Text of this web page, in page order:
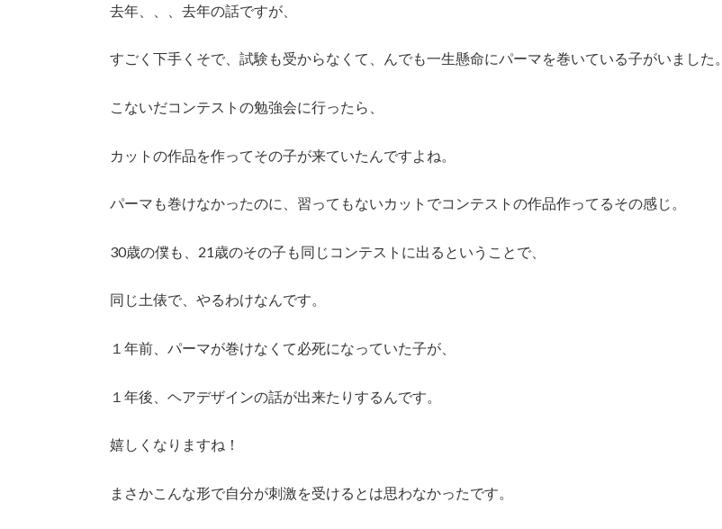
去年、、、去年の話ですが、
すごく下手くそで、試験も受からなくて、んでも一生懸命にパーマを巻いている子がいました。
こないだコンテストの勉強会に行ったら、
カットの作品を作ってその子が来ていたんですよね。
パーマも巻けなかったのに、習ってもないカットでコンテストの作品作ってるその感じ。
30歳の僕も、21歳のその子も同じコンテストに出るということで、
同じ土俵で、やるわけなんです。
１年前、パーマが巻けなくて必死になっていた子が、
１年後、ヘアデザインの話が出来たりするんです。
嬉しくなりますね！
まさかこんな形で自分が刺激を受けるとは思わなかったです。